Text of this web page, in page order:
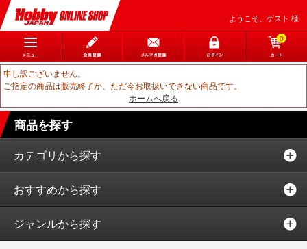
ようこそ、ゲスト 様
0
申し訳ございません。
ご指定の商品は販売終了か、ただ今お取扱いできない商品です。
ホームへ戻る
商品を探す
カテゴリから探す
おすすめから探す
ジャンルから探す